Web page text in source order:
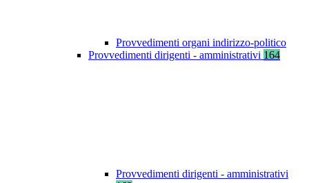
Provvedimenti organi indirizzo-politico
Provvedimenti dirigenti - amministrativi 164
Provvedimenti dirigenti - amministrativi